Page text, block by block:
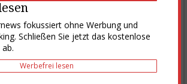
fokussiert ohne Werbung und
Schließen Sie jetzt das kostenlose
Werbefrei lesen
Nachhaltigkeitspreis e.V.
Business Consultancy GmbH
Deutschland GmbH